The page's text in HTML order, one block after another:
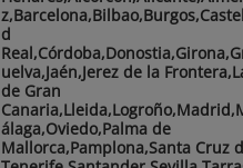
d
uelva,Jaén,Jerez de la
de Gran
álaga,Oviedo,Palma de
Mallorca,Pamplona,Santa Cruz